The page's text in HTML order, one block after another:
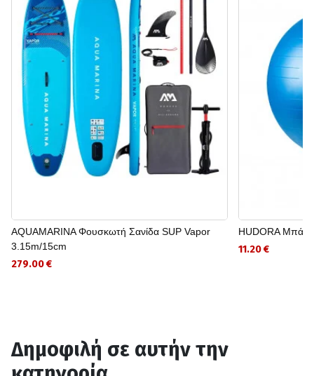
AQUAMARINA Φουσκωτή Σανίδα SUP Vapor
3.15m/15cm
279.00 €
HUDORA
11.20 €
Δημοφιλή σε αυτήν την